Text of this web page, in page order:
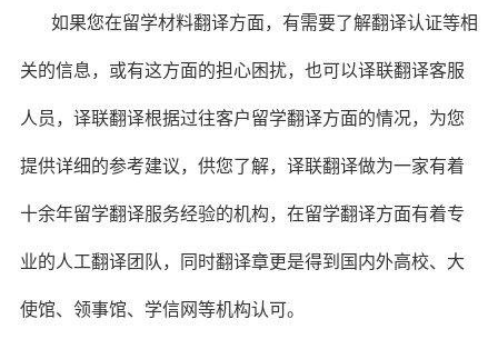
如果您在留学材料翻译方面，有需要了解翻译认证等相
关的信息，或有这方面的担心困扰，也可以译联翻译客服
人员，译联翻译根据过往客户留学翻译方面的情况，为您
提供详细的参考建议，供您了解，译联翻译做为一家有着
十余年留学翻译服务经验的机构，在留学翻译方面有着专
业的人工翻译团队，同时翻译章更是得到国内外高校、大
使馆、领事馆、学信网等机构认可。